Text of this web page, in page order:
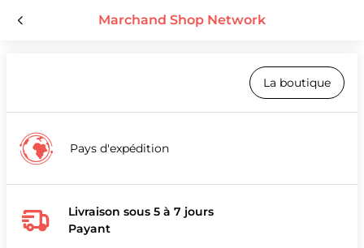
Marchand Shop Network
La boutique
Pays d'expédition
Livraison sous 5 à 7 jours
Payant